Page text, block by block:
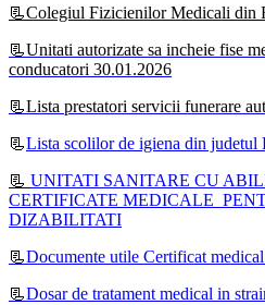
📃Colegiul Fizicienilor Medicali din
📃Unitati autorizate sa incheie fise
conducatori 30.01.2026
📃Lista prestatori servicii funerare
📃Lista scolilor de igiena din judetul
📃 UNITATI SANITARE CU
CERTIFICATE MEDICALE
DIZABILITATI
📃Documente utile Certificat
📃Dosar de tratament medical in